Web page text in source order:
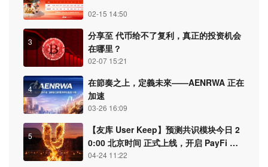
02-15 14:50
3
分享至 代币给不了复利，真正的投资机会
在哪里？
02-07 15:21
4
在節奏之上，定義未來——AENRWA 正在
加速
03-26 16:09
5
【友库 User Keep】预测共识模块今日 2
0:00 北京时间 正式上线，开启 PayFi 认
知结算新纪元
04-24 11:22